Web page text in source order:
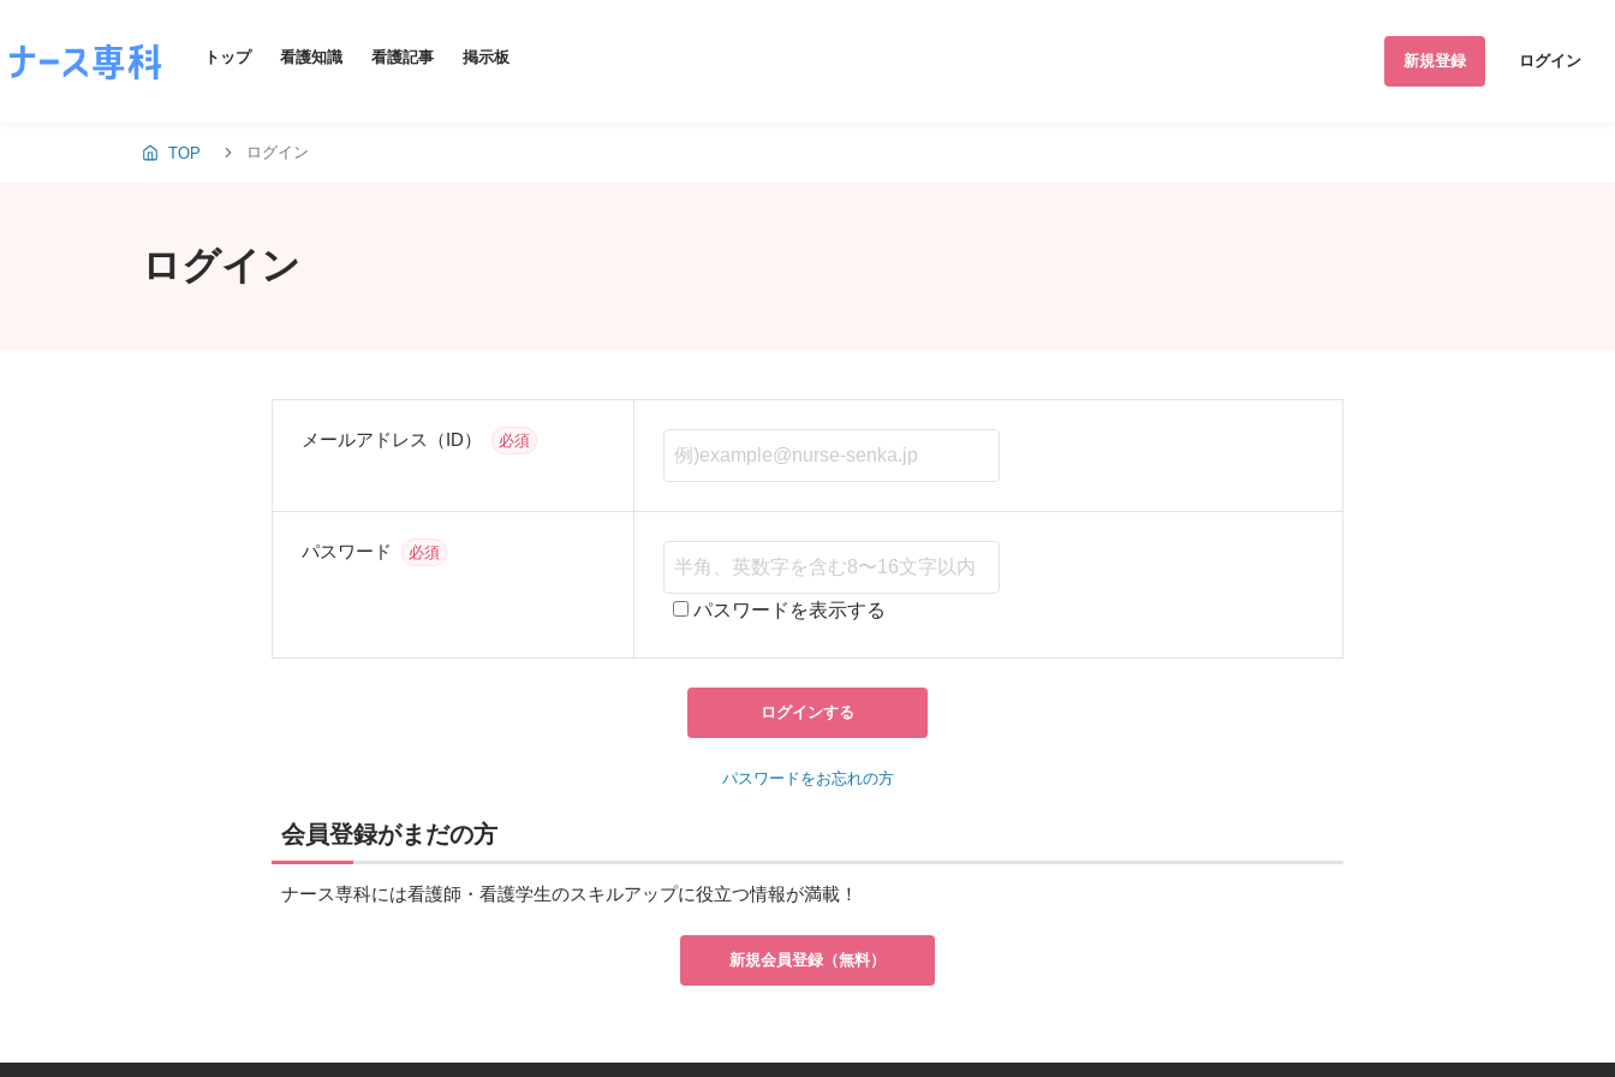
トップ 看護知識 看護記事 掲示板 新規登録 ログイン
TOP ログイン
ログイン
メールアドレス（ID） 必須
パスワード 必須
パスワードを表示する
ログインする
パスワードをお忘れの方
会員登録がまだの方
ナース専科には看護師・看護学生のスキルアップに役立つ情報が満載！
新規会員登録（無料）